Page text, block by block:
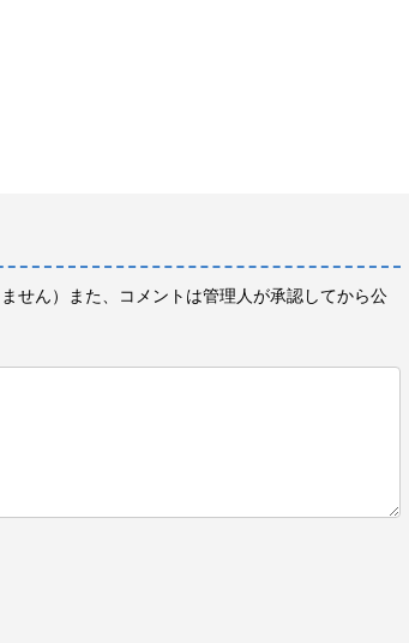
せん）また、コメントは管理人が承認してから公